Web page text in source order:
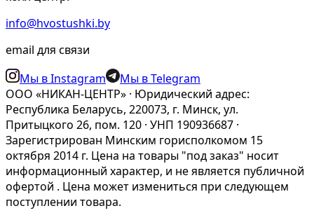
info@hvostushki.by
email для связи
Мы в Instagram
Мы в Telegram
ООО «НИКАН-ЦЕНТР» · Юридический адрес:
Республика Беларусь, 220073, г. Минск, ул.
Притыцкого 26, пом. 120 · УНП 190936687 ·
Зарегистрирован Минским горисполкомом 15
октября 2014 г. Цена на товары "под заказ" носит
информационный характер, и не является публичной
офертой . Цена может измениться при следующем
поступлении товара.